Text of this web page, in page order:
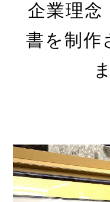
企業理念
書を制作